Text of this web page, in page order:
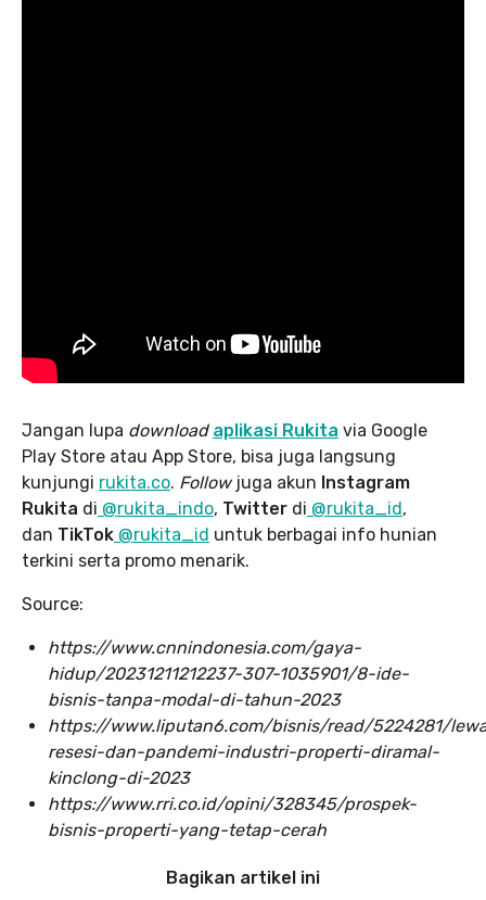
Jangan lupa download aplikasi Rukita via Google
Play Store atau App Store, bisa juga langsung
kunjungi rukita.co. Followjuga akun Instagram
Rukita di @rukita_indo, Twitter di @rukita_id,
dan TikTok @rukita_id untuk berbagai info hunian
terkini serta promo menarik.
Source:
https://www.cnnindonesia.com/gaya-
hidup/20231211212237-307-1035901/8-ide-
bisnis-tanpa-modal-di-tahun-2023
https://www.liputan6.com/bisnis/read/5224281/
resesi-dan-pandemi-industri-properti-diramal-
kinclong-di-2023
https://www.rri.co.id/opini/328345/prospek-
bisnis-properti-yang-tetap-cerah
Bagikan artikel ini